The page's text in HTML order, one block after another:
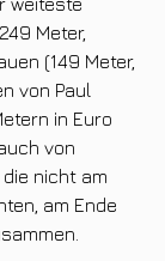
Meter,
(149 Meter,
von Paul
in Euro
von
nicht am
am Ende